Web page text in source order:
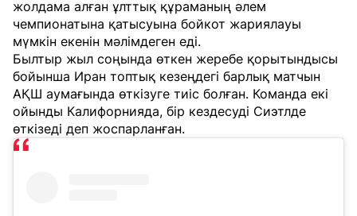
жолдама алған ұлттық құраманың әлем
чемпионатына қатысуына бойкот жариялауы
мүмкін екенін мәлімдеген еді.
Былтыр жыл соңында өткен жеребе қорытындысы
бойынша Иран топтық кезеңдегі барлық матчын
АҚШ аумағында өткізуге тиіс болған. Команда екі
ойынды Калифорнияда, бір кездесуді Сиэтлде
өткізеді деп жоспарланған.